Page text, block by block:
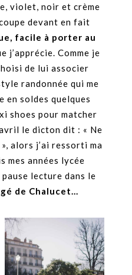
violet, noir et crème
devant en fait
facile à porter au
j’apprécie. Comme je
de lui associer
randonnée qui me
en soldes quelques
shoes pour matcher
le dicton dit : « Ne
alors j’ai ressorti ma
mes années lycée
lecture dans le
de Chalucet…